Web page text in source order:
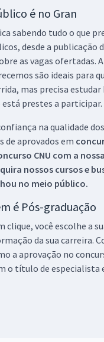
é no Gran
sabendo tudo o que
desde a publicação
as vagas ofertadas.
são ideais para
mas precisa
está prestes a participar.
na qualidade
de aprovados em
CNU com a
nossos cursos e
no meio público.
é Pós-graduação
clique, você escolhe a
da sua carreira.
a aprovação no
o título de especialista